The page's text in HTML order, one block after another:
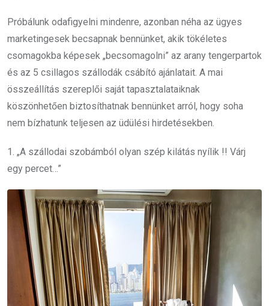
Próbálunk odafigyelni mindenre, azonban néha az ügyes
marketingesek becsapnak bennünket, akik tökéletes
csomagokba képesek „becsomagolni” az arany tengerpartok
és az 5 csillagos szállodák csábító ajánlatait. A mai
összeállítás szereplői saját tapasztalataiknak
köszönhetően biztosíthatnak bennünket arról, hogy soha
nem bízhatunk teljesen az üdülési hirdetésekben.
1. „A szállodai szobámból olyan szép kilátás nyílik !! Várj
egy percet…”